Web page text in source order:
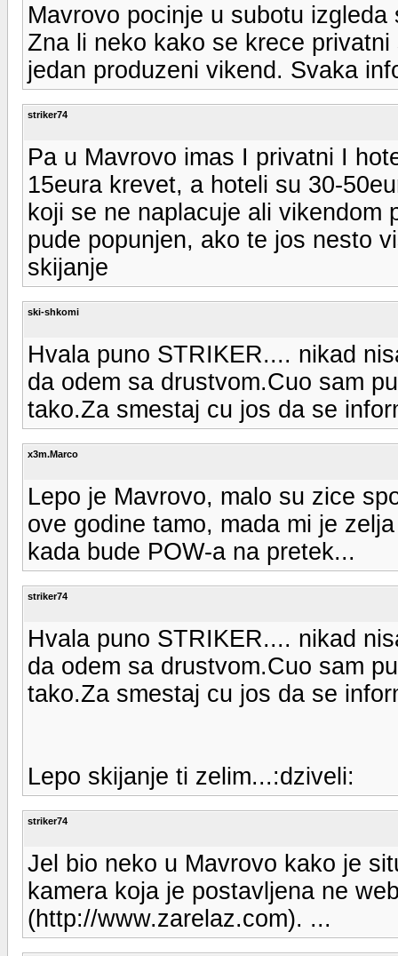
Mavrovo pocinje u subotu
Zna li neko kako se krece
jedan produzeni vikend. Svaka
striker74
Pa u Mavrovo imas I privatni I
15eura krevet, a hoteli su 30-
koji se ne naplacuje ali vikendom
pude popunjen, ako te jos nesto
skijanje
ski-shkomi
Hvala puno STRIKER.... nikad
da odem sa drustvom.Cuo sam
tako.Za smestaj cu jos da se
x3m.Marco
Lepo je Mavrovo, malo su zice
ove godine tamo, mada mi je
kada bude POW-a na pretek...
striker74
Hvala puno STRIKER.... nikad
da odem sa drustvom.Cuo sam
tako.Za smestaj cu jos da se
Lepo skijanje ti zelim...:dziveli:
striker74
Jel bio neko u Mavrovo kako je
kamera koja je postavljena ne
(http://www.zarelaz.com). ...